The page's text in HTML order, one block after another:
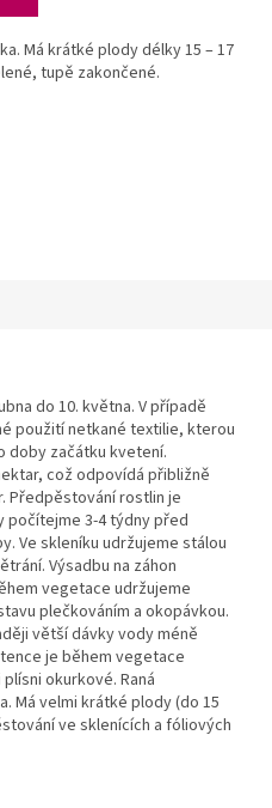
Má krátké plody délky 15 – 17
tupě zakončené.
do 10. května. V případě
použití netkané textilie, kterou
doby začátku kvetení.
což odpovídá přibližně
Předpěstování rostlin je
počítejme 3-4 týdny před
Ve skleníku udržujeme stálou
Výsadbu na záhon
vegetace udržujeme
plečkováním a okopávkou.
větší dávky vody méně
je během vegetace
okurkové. Raná
Má velmi krátké plody (do 15
ve sklenících a fóliových